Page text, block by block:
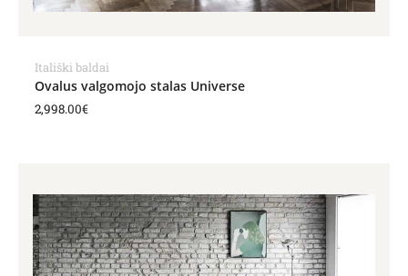
Itališki baldai
Ovalus valgomojo stalas Universe
2,998.00€
3,369.00€
through
3,955.00€